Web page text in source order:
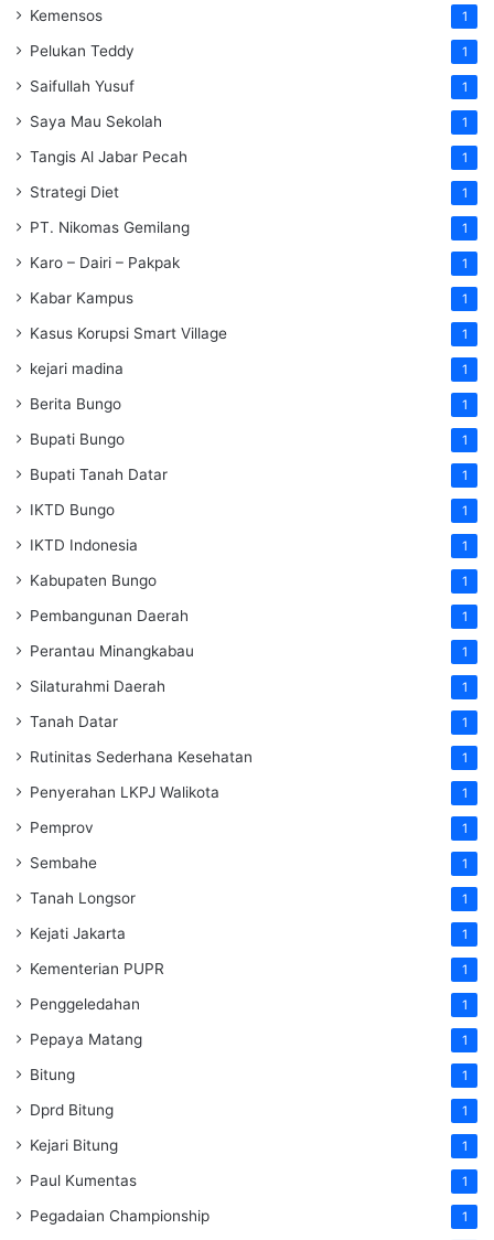
Kemensos 1
Pelukan Teddy 1
Saifullah Yusuf 1
Saya Mau Sekolah 1
Tangis Al Jabar Pecah 1
Strategi Diet 1
PT. Nikomas Gemilang 1
Karo – Dairi – Pakpak 1
Kabar Kampus 1
Kasus Korupsi Smart Village 1
kejari madina 1
Berita Bungo 1
Bupati Bungo 1
Bupati Tanah Datar 1
IKTD Bungo 1
IKTD Indonesia 1
Kabupaten Bungo 1
Pembangunan Daerah 1
Perantau Minangkabau 1
Silaturahmi Daerah 1
Tanah Datar 1
Rutinitas Sederhana Kesehatan 1
Penyerahan LKPJ Walikota 1
Pemprov 1
Sembahe 1
Tanah Longsor 1
Kejati Jakarta 1
Kementerian PUPR 1
Penggeledahan 1
Pepaya Matang 1
Bitung 1
Dprd Bitung 1
Kejari Bitung 1
Paul Kumentas 1
Pegadaian Championship 1